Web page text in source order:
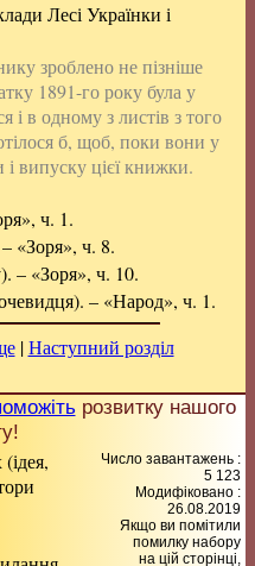
Лесі Українки і
зроблено не пізніше
1891-го року була у
і в одному з листів з того
б, щоб, поки вони у
випуску цієї книжки.
ч. 1.
«Зоря», ч. 8.
– «Зоря», ч. 10.
– «Народ», ч. 1.
|Наступний розділ
розвитку нашого
Число завантажень :
5 123
Модифіковано :
26.08.2019
Якщо ви помітили
помилку набору
на цiй сторiнцi,